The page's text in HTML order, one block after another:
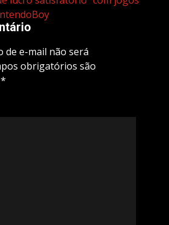
de e-mail não será
obrigatórios são
*